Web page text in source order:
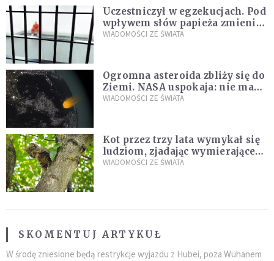
Uczestniczył w egzekucjach. Pod
wpływem słów papieża zmienił
zdanie
WIADOMOŚCI ZE ŚWIATA
Ogromna asteroida zbliży się do
Ziemi. NASA uspokaja: nie ma
zagrożenia
WIADOMOŚCI ZE ŚWIATA
Kot przez trzy lata wymykał się
ludziom, zjadając wymierające
kaczki. W końcu popełnił
WIADOMOŚCI ZE ŚWIATA
SKOMENTUJ ARTYKUŁ
W środę zniesione będą restrykcje wyjazdu z Hubei, poza Wuhanem